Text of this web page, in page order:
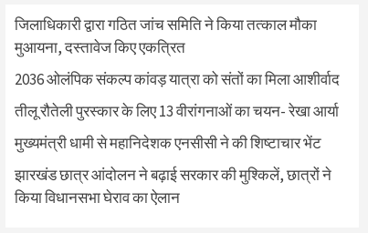
जिलाधिकारी द्वारा गठित जांच समिति ने किया तत्काल मौका
मुआयना, दस्तावेज किए एकत्रित
2036 ओलंपिक संकल्प कांवड़ यात्रा को संतों का मिला आशीर्वाद
तीलू रौतेली पुरस्कार के लिए 13 वीरांगनाओं का चयन- रेखा आर्या
मुख्यमंत्री धामी से महानिदेशक एनसीसी ने की शिष्टाचार भेंट
झारखंड छात्र आंदोलन ने बढ़ाई सरकार की मुश्किलें, छात्रों ने
किया विधानसभा घेराव का ऐलान